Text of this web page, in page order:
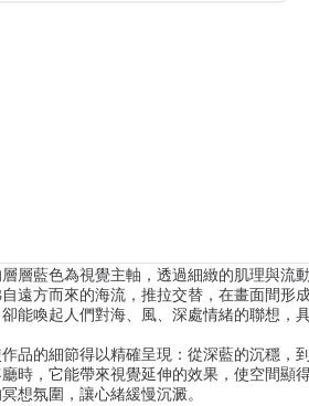
層層藍色為視覺主軸，透過細緻的肌理與流
遠方而來的海流，推拉交替，在畫面間形
能喚起人們對海、風、深處情緒的聯想，
品的細節得以精確呈現：從深藍的沉穩，
時，它能帶來視覺延伸的效果，使空間顯
想氛圍，讓心緒緩慢沉澱。